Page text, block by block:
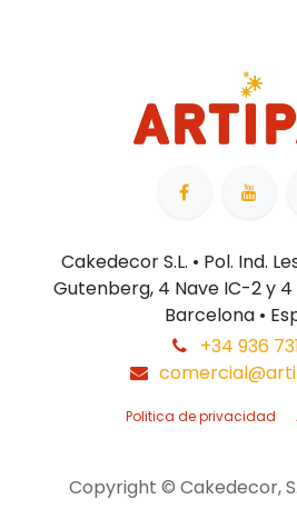
Cakedecor S.L. • Pol. Ind.
Gutenberg, 4 Nave IC-2 y 4
Barcelona •
+34 936
Politica de privacidad
Copyright © Cakedecor,